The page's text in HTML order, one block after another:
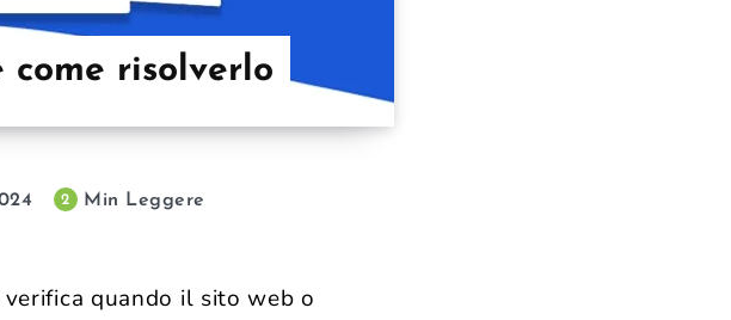
come risolverlo
2 Min Leggere
quando il sito web o